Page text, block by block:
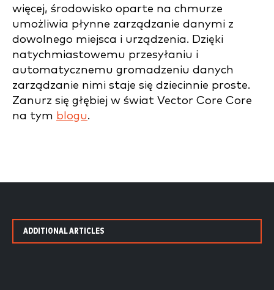
więcej, środowisko oparte na chmurze
umożliwia płynne zarządzanie danymi z
dowolnego miejsca i urządzenia. Dzięki
natychmiastowemu przesyłaniu i
automatycznemu gromadzeniu danych
zarządzanie nimi staje się dziecinnie proste.
Zanurz się głębiej w świat Vector Core Core
na tym blogu.
ADDITIONAL ARTICLES